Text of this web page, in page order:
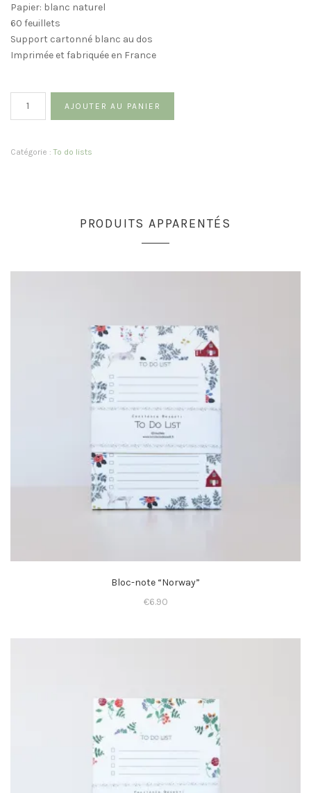
Papier: blanc naturel
60 feuillets
Support cartonné blanc au dos
Imprimée et fabriquée en France
AJOUTER AU PANIER
Catégorie :To do lists
PRODUITS APPARENTÉS
Bloc-note “Norway”
€6.90